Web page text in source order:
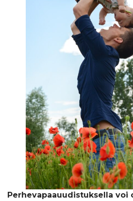
Perhevapaauudistuksella voi